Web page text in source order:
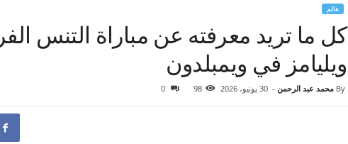
عالم
كل ما تريد معرفته عن مباراة التنس
ويليامز في ويمبلدون
By محمد عبد الرحمن - 30 يونيو، 2026 98
0